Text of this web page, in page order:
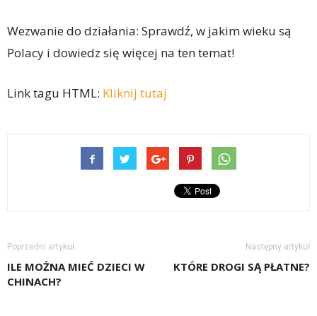
Wezwanie do działania: Sprawdź, w jakim wieku są
Polacy i dowiedz się więcej na ten temat!
Link tagu HTML: Kliknij tutaj
Poprzedni artykuł
ILE MOŻNA MIEĆ DZIECI W
CHINACH?
Następny artykuł
KTÓRE DROGI SĄ PŁATNE?